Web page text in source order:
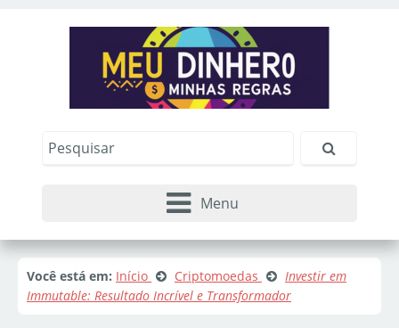
Menu
Você está em: Início Criptomoedas
Investir em
Immutable: Resultado Incrível e Transformador